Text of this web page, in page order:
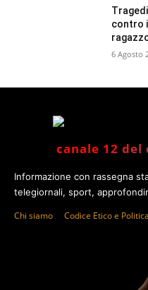
contro
6 Agosto
canale 12
Informazione con rassegna
telegiornali, sport,
Chi siamo Codice Etico e